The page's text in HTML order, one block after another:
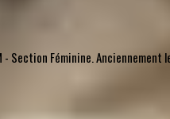
Section Féminine.